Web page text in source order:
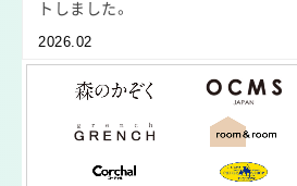
トしました。
2026.02
女性専用24時間ジムAmazones（ア
スバリュ多気店様のサービスがスタ
2026.02
MYER’S MARKET様のサービスがス